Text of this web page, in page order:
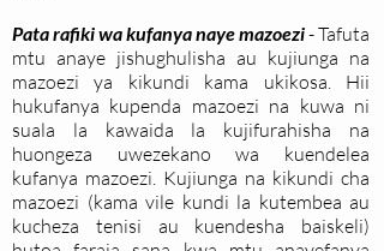
Pata rafiki wa kufanya naye mazoezi- Tafuta
mtu anaye jishughulisha au kujiunga na
mazoezi ya kikundi kama ukikosa. Hii
hukufanya kupenda mazoezi na kuwa ni
suala la kawaida la kujifurahisha na
huongeza uwezekano wa kuendelea
kufanya mazoezi. Kujiunga na kikundi cha
mazoezi (kama vile kundi la kutembea au
kucheza tenisi au kuendesha baiskeli)